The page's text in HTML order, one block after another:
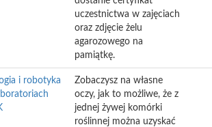
uczestnictwa w zajęciach
oraz zdjęcie żelu
agarozowego na
pamiątkę.
i robotyka
Zobaczysz na własne
oczy, jak to możliwe, że z
jednej żywej komórki
roślinnej można uzyskać